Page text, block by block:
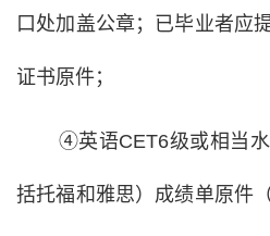
口处加盖公章；已毕业者应
证书原件；
④英语CET6级或相当
括托福和雅思）成绩单原件